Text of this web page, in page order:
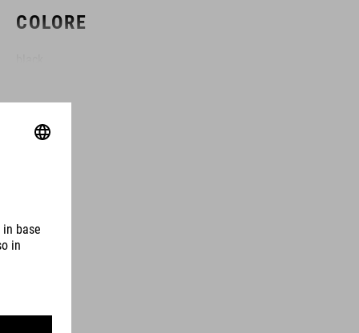
COLORE
MATERIALE
PESO